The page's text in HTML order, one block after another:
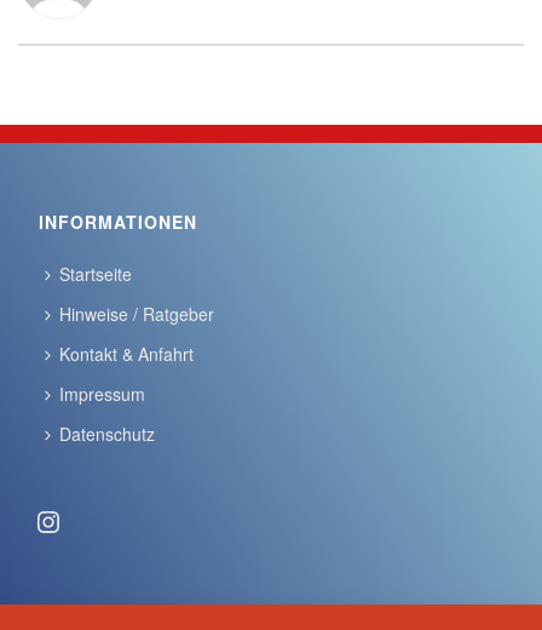
INFORMATIONEN
Startseite
Hinweise / Ratgeber
Kontakt & Anfahrt
Impressum
Datenschutz
Instagram